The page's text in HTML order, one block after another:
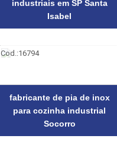
industriais em SP Santa
Isabel
Cod.:16794
fabricante de pia de inox
para cozinha industrial
Socorro